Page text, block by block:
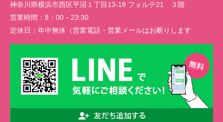
神奈川県横浜市西区平沼１丁目13-18 フォルテ21 ３階
営業時間： 8：00－23:30
定休日： 年中無休（営業電話・営業メールはお断りします